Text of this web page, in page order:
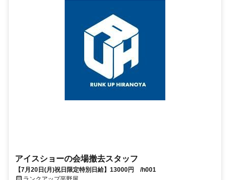
アイスショーの会場撤去スタッフ
【7月20日(月)祝日限定特別日給】13000円 /h001